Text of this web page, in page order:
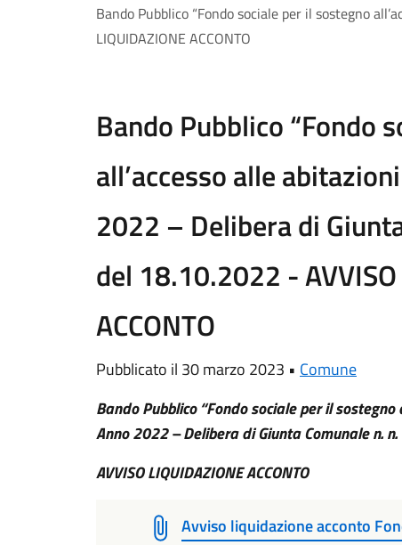
Bando Pubblico “Fondo sociale per il sostegno
LIQUIDAZIONE ACCONTO
Bando Pubblico “Fondo
all’accesso alle
2022 – Delibera di
del 18.10.2022 -
ACCONTO
Pubblicato il 30 marzo 2023 • Comune
Bando Pubblico “Fondo sociale per il
Anno 2022 – Delibera di Giunta Comunale n.
AVVISO LIQUIDAZIONE ACCONTO
Avviso liquidazione acconto